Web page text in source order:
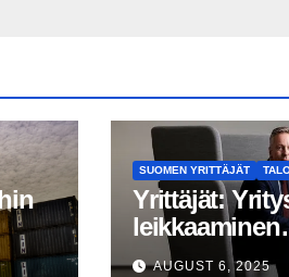
SUOMEN YRITTÄJÄT
Yrittäjät:
leikkaaminen
perusteltua,
AUGUST 6, 2025